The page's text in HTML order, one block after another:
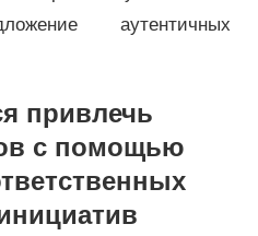
аутентичных
привлечь
с помощью